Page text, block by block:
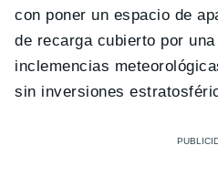
con poner un espacio de
de recarga cubierto por
inclemencias
sin inversiones